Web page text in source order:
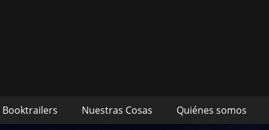
autores Mónica Cueto
Booktrailers Nuestras Cosas Quiénes somos